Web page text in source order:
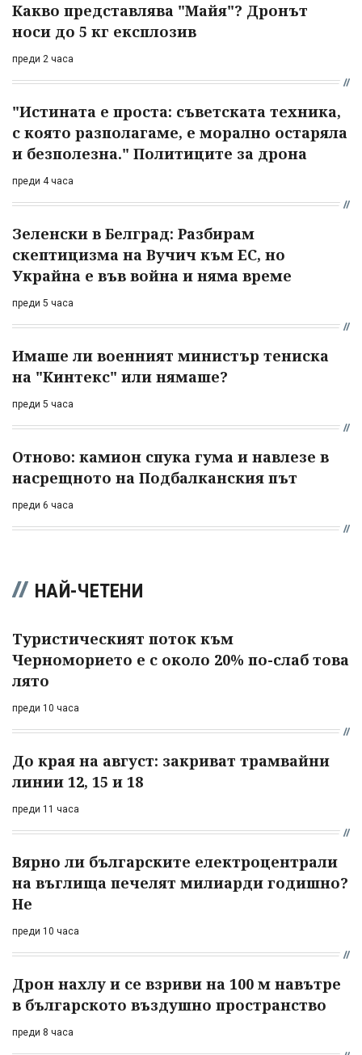
Какво представлява "Майя"? Дронът
носи до 5 кг експлозив
преди 2 часа
"Истината е проста: съветската техника,
с която разполагаме, е морално остаряла
и безполезна." Политиците за дрона
преди 4 часа
Зеленски в Белград: Разбирам
скептицизма на Вучич към ЕС, но
Украйна е във война и няма време
преди 5 часа
Имаше ли военният министър тениска
на "Кинтекс" или нямаше?
преди 5 часа
Отново: камион спука гума и навлезе в
насрещното на Подбалканския път
преди 6 часа
НАЙ-ЧЕТЕНИ
Туристическият поток към
Черноморието е с около 20% по-слаб това
лято
преди 10 часа
До края на август: закриват трамвайни
линии 12, 15 и 18
преди 11 часа
Вярно ли българските електроцентрали
на въглища печелят милиарди годишно?
Не
преди 10 часа
Дрон нахлу и се взриви на 100 м навътре
в българското въздушно пространство
преди 8 часа